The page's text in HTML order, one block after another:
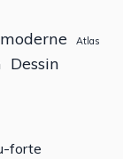
Atlas
Dessin
forte